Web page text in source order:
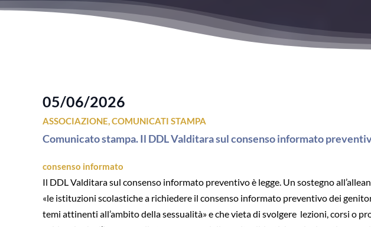
05/06/2026
ASSOCIAZIONE,COMUNICATI STAMPA
Comunicato stampa. Il DDL Valditara sul consenso informato
consenso informato
Il DDL Valditara sul consenso informato preventivo è legge. Un sostegno
«le istituzioni scolastiche a richiedere il consenso informato preventivo dei
temi attinenti all’ambito della sessualità» e che vieta di svolgere lezioni, corsi o